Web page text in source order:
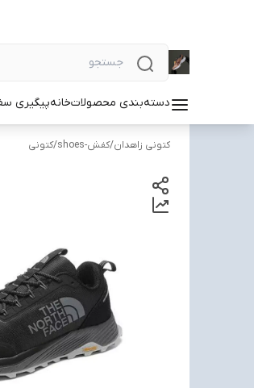
دسته‌بندی محصولاتخانهپیگیری
کتونی زاهدان/کفش-shoes /کتونی